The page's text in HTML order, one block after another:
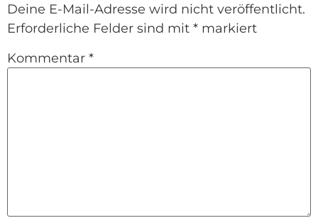
Deine E-Mail-Adresse wird nicht veröffentlicht.
Erforderliche Felder sind mit * markiert
Kommentar *